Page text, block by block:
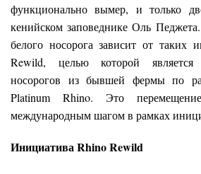
функционально вымер, и только
кенийском заповеднике Оль
белого носорога зависит от таких
Rewild, целью которой
носорогов из бывшей фермы по
Platinum Rhino. Это
международным шагом в рамках
Инициатива Rhino Rewild